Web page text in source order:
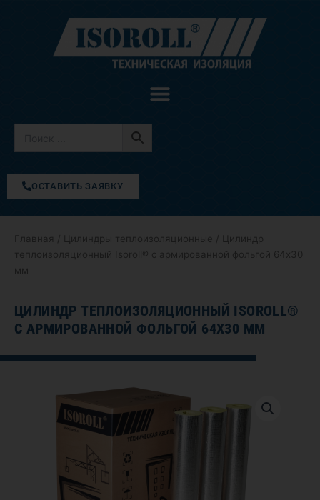
содержимому
ОСТАВИТЬ ЗАЯВКУ
Главная Цилиндры теплоизоляционные / Цилиндр
теплоизоляционный Isoroll® с армированной фольгой 64х30
мм
ЦИЛИНДР ТЕПЛОИЗОЛЯЦИОННЫЙ ISOROLL®
С АРМИРОВАННОЙ ФОЛЬГОЙ 64Х30 ММ